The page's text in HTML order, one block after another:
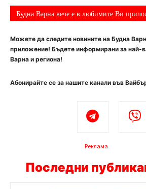
Будна Варна вече е в любимите Ви
Можете да следите новините на Будна
приложение! Бъдете информирани за най-
Варна и региона!
Абонирайте се за нашите канали във
Реклама
Последни